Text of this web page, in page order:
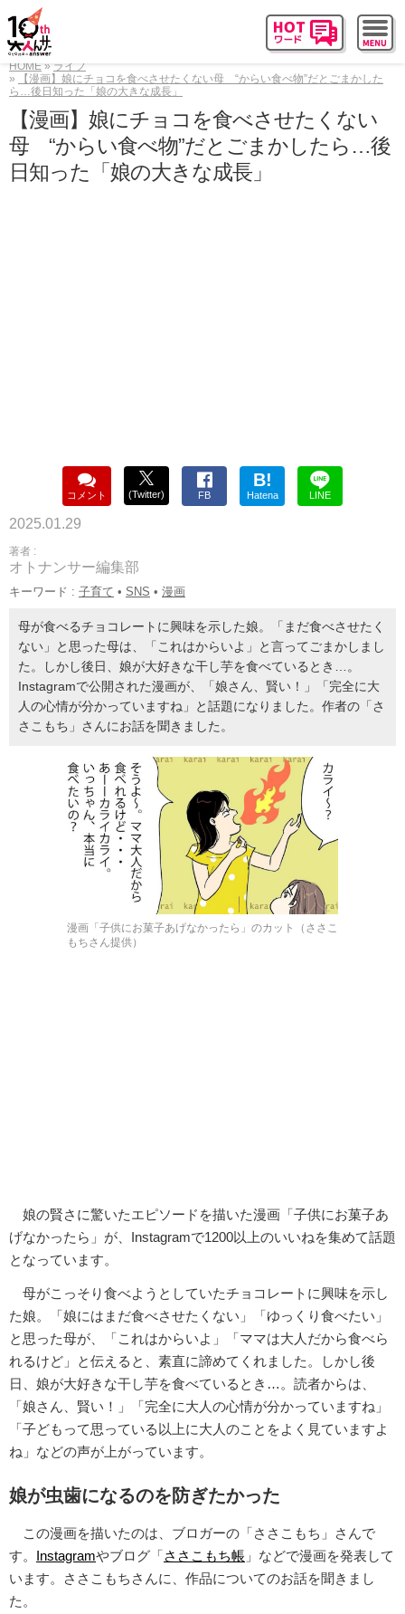
HOME
ライフ
【漫画】娘にチョコを食べさせたくない母 “からい食べ物”だとごまかした
ら…後日知った「娘の大きな成長」
【漫画】娘にチョコを食べさせたくない
母 “からい食べ物”だとごまかしたら…後
日知った「娘の大きな成長」
コメント (Twitter) FB
B!
Hatena LINE
2025.01.29
著者 :
オトナンサー編集部
キーワード : 子育て • SNS • 漫画
母が食べるチョコレートに興味を示した娘。「まだ食べさせたく
ない」と思った母は、「これはからいよ」と言ってごまかしまし
た。しかし後日、娘が大好きな干し芋を食べているとき…。
Instagramで公開された漫画が、「娘さん、賢い！」「完全に大
人の心情が分かっていますね」と話題になりました。作者の「さ
さこもち」さんにお話を聞きました。
漫画「子供にお菓子あげなかったら」のカット（ささこ
もちさん提供）
娘の賢さに驚いたエピソードを描いた漫画「子供にお菓子あ
げなかったら」が、Instagramで1200以上のいいねを集めて話題
となっています。
母がこっそり食べようとしていたチョコレートに興味を示し
た娘。「娘にはまだ食べさせたくない」「ゆっくり食べたい」
と思った母が、「これはからいよ」「ママは大人だから食べら
れるけど」と伝えると、素直に諦めてくれました。しかし後
日、娘が大好きな干し芋を食べているとき…。読者からは、
「娘さん、賢い！」「完全に大人の心情が分かっていますね」
「子どもって思っている以上に大人のことをよく見ていますよ
ね」などの声が上がっています。
娘が虫歯になるのを防ぎたかった
この漫画を描いたのは、ブロガーの「ささこもち」さんで
す。 Instagramやブログ「ささこもち帳 」などで漫画を発表して
います。ささこもちさんに、作品についてのお話を聞きまし
た。